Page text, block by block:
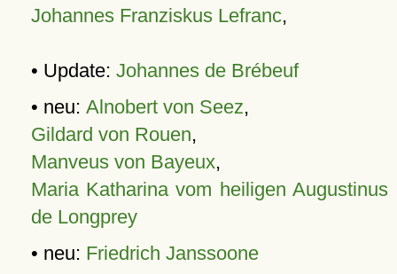
Johannes Franziskus Lefranc,
• Update: Johannes de Brébeuf
• neu: Alnobert von Seez,
Gildard von Rouen,
Manveus von Bayeux,
Maria Katharina vom heiligen Augustinus
de Longprey
• neu: Friedrich Janssoone